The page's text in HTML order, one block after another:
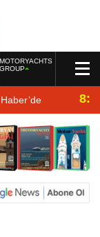
MOTORYACHTS
GROUP